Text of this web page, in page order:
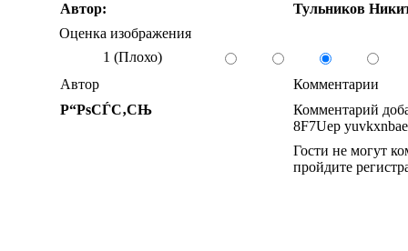
Автор:
Тульников
Оценка изображения
1 (Плохо)
Автор
Комментарии
Р“РѕСЃС‚СЊ
Комментарий
8F7Uep
Гости не могут
пройдите